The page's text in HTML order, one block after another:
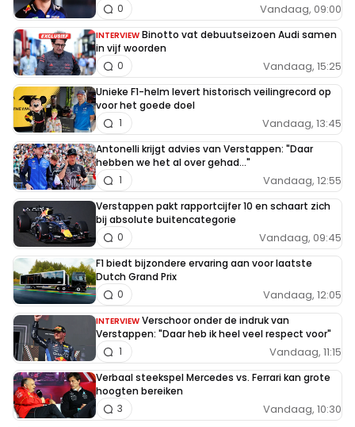
Vandaag, 09:00
0
INTERVIEW Binotto vat debuutseizoen Audi samen
in vijf woorden
Vandaag, 15:25
0
Unieke F1-helm levert historisch veilingrecord op
voor het goede doel
Vandaag, 13:45
1
Antonelli krijgt advies van Verstappen: "Daar
hebben we het al over gehad..."
Vandaag, 12:55
1
Verstappen pakt rapportcijfer 10 en schaart zich
bij absolute buitencategorie
Vandaag, 09:45
0
F1 biedt bijzondere ervaring aan voor laatste
Dutch Grand Prix
Vandaag, 12:05
0
INTERVIEW Verschoor onder de indruk van
Verstappen: "Daar heb ik heel veel respect voor"
Vandaag, 11:15
1
Verbaal steekspel Mercedes vs. Ferrari kan grote
hoogten bereiken
Vandaag, 10:30
3